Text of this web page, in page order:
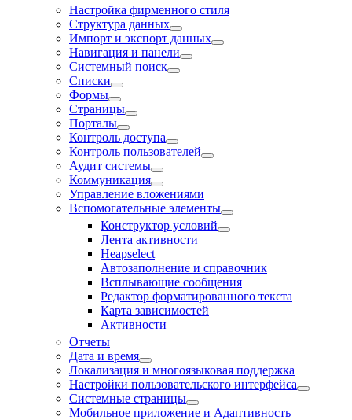
Настройка фирменного стиля
Структура данных
Импорт и экспорт данных
Навигация и панели
Системный поиск
Списки
Фoрмы
Страницы
Порталы
Контроль доступа
Контроль пользователей
Аудит системы
Коммуникация
Управление вложениями
Вспомогательные элементы
Конструктор условий
Лента активности
Heapselect
Автозаполнение и справочник
Всплывающие сообщения
Редактор форматированного текста
Карта зависимостей
Активности
Отчeты
Дата и время
Локализация и многоязыковая поддержка
Настройки пользовательского интерфейса
Системные страницы
Мобильное приложение и Адаптивность